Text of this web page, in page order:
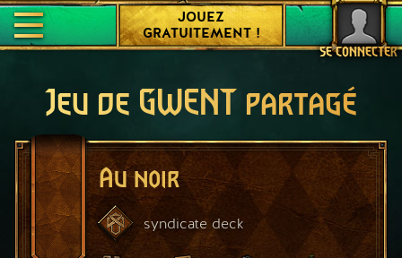
SE CONNECTER
JOUEZ
GRATUITEMENT !
Jeu de GWENT partagé
Au noir
syndicate deck